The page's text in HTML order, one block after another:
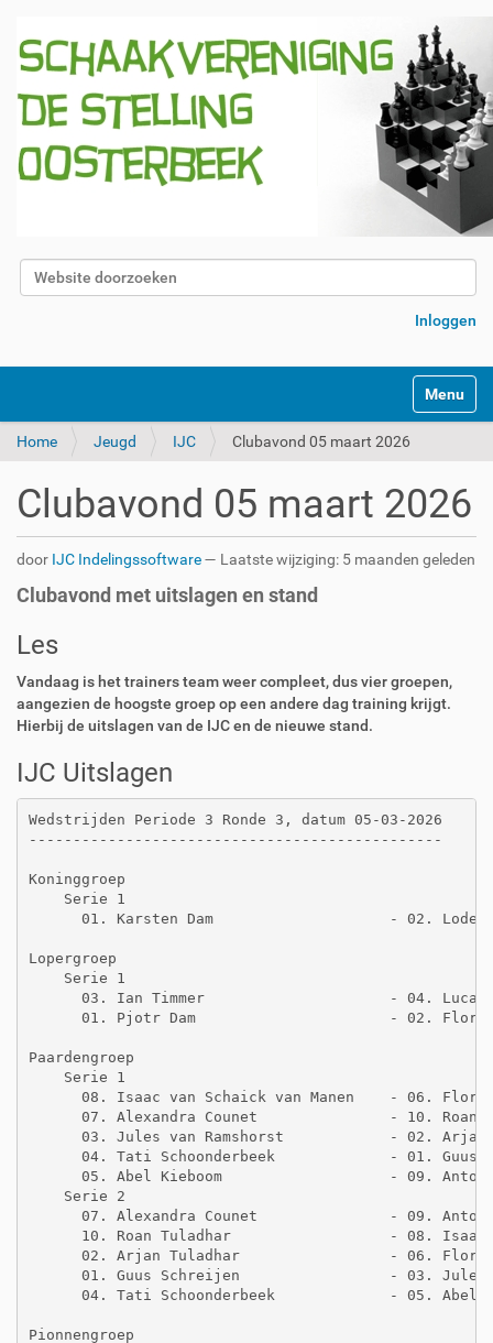
Zoek
Inloggen
Klap
Home Jeugd IJC Clubavond 05 maart 2026
Clubavond 05 maart 2026
door IJC Indelingssoftware— Laatste wijziging: 5 maanden geleden
Clubavond met uitslagen en stand
Les
Vandaag is het trainers team weer compleet, dus vier groepen,
aangezien de hoogste groep op een andere dag training krijgt.
Hierbij de uitslagen van de IJC en de nieuwe stand.
IJC Uitslagen
Wedstrijden Periode 3 Ronde 3, datum 05-03-2026
-----------------------------------------------
Koninggroep
    Serie 1
01. Karsten Dam                    - 02.
Lopergroep
    Serie 1
03. Ian Timmer                     - 04.
01. Pjotr Dam                      - 02.
Paardengroep
    Serie 1
08. Isaac van Schaick van Manen    - 06.
07. Alexandra Counet               - 10. Roan
03. Jules van Ramshorst            - 02.
04. Tati Schoonderbeek             - 01. Guus
05. Abel Kieboom                   - 09.
    Serie 2
07. Alexandra Counet               - 09.
10. Roan Tuladhar                  - 08.
02. Arjan Tuladhar                 - 06.
01. Guus Schreijen                 - 03.
04. Tati Schoonderbeek             - 05. Abel
Pionnengroep